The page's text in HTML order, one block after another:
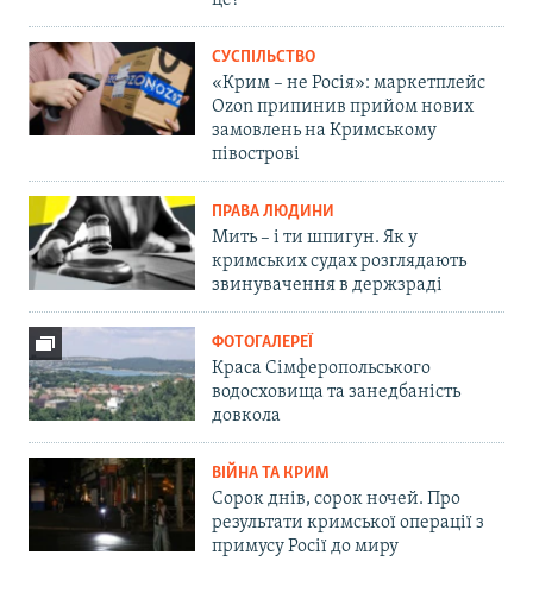
СУСПІЛЬСТВО
«Крим – не Росія»: маркетплейс
Ozon припинив прийом нових
замовлень на Кримському
півострові
ПРАВА ЛЮДИНИ
Мить – і ти шпигун. Як у
кримських судах розглядають
звинувачення в держзраді
ФОТОГАЛЕРЕЇ
Краса Сімферопольського
водосховища та занедбаність
довкола
ВІЙНА ТА КРИМ
Сорок днів, сорок ночей. Про
результати кримської операції з
примусу Росії до миру